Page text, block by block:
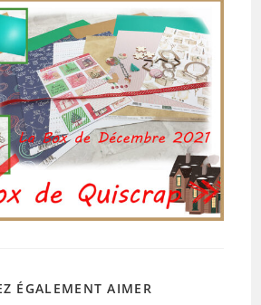
ÉGALEMENT AIMER